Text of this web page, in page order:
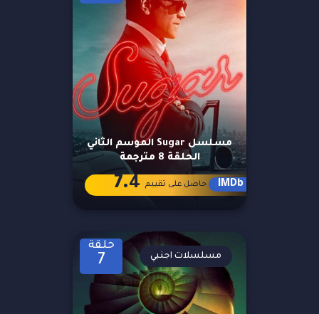
مسلسل Sugar الموسم الثاني
الحلقة 8 مترجمة
IMDb حاصل على تقييم 7.4
حلقة
7 مسلسلات اجنبي